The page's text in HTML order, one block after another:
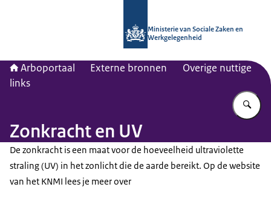
Ministerie van Sociale Zaken en
Werkgelegenheid
Arboportaal Externe bronnen
Overige nuttige
links
Zonkracht en UV
De zonkracht is een maat voor de hoeveelheid ultraviolette
straling (UV) in het zonlicht die de aarde bereikt. Op de website
van het KNMI lees je meer over